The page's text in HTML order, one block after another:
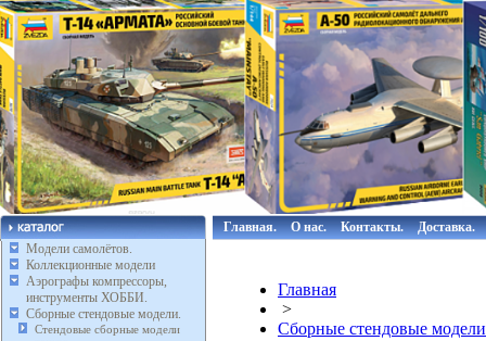
Модели самолётов.
Коллекционные модели
Аэрографы компрессоры,
инструменты ХОББИ.
Сборные стендовые модели.
Стендовые сборные модели
Главная. О нас. Контакты. Доставка.
Главная
>
Сборные стендовые